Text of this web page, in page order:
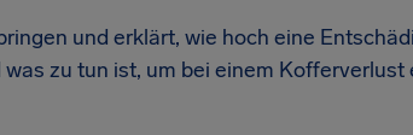
und erklärt, wie hoch eine
zu tun ist, um bei einem Kofferverlust